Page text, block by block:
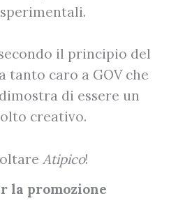
il principio del
tanto caro a GOV che
di essere un
creativo.
Atipico!
la promozione